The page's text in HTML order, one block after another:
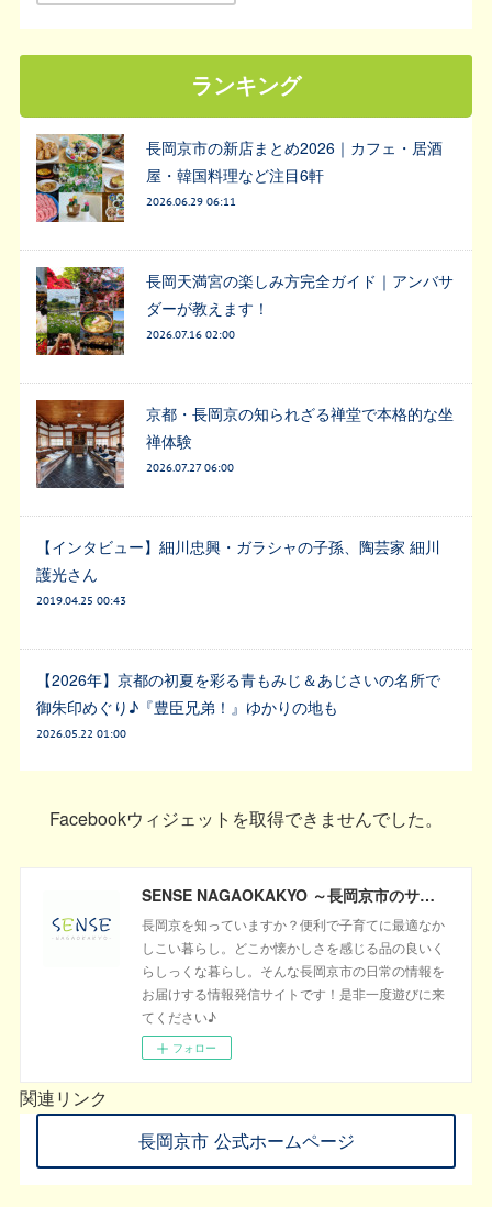
ランキング
長岡京市の新店まとめ2026｜カフェ・居酒
屋・韓国料理など注目6軒
2026.06.29 06:11
長岡天満宮の楽しみ方完全ガイド｜アンバサ
ダーが教えます！
2026.07.16 02:00
京都・長岡京の知られざる禅堂で本格的な坐
禅体験
2026.07.27 06:00
【インタビュー】細川忠興・ガラシャの子孫、陶芸家 細川
護光さん
2019.04.25 00:43
【2026年】京都の初夏を彩る青もみじ＆あじさいの名所で
御朱印めぐり♪『豊臣兄弟！』ゆかりの地も
2026.05.22 01:00
Facebookウィジェットを取得できませんでした。
SENSE NAGAOKAKYO ～長岡京市のサブサイト～
長岡京を知っていますか？便利で子育てに最適なか
しこい暮らし。どこか懐かしさを感じる品の良いく
らしっくな暮らし。そんな長岡京市の日常の情報を
お届けする情報発信サイトです！是非一度遊びに来
てください♪
フォロー
関連リンク
長岡京市 公式ホームページ